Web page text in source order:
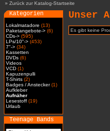
» Zurück zur Katalog-Startseite
Kategorien
Lokalmatadore (13)
Paketangebote-> (6)
CDs-> (595)
LPs/10"-> (453)
7"-> (34)
Kassetten
DVDs (6)
Videos
VCD (1)
Kapuzenpulli
T-Shirts (2)
Badges / Anstecker(1)
Aufkleber
Aufnäher
Lesestoff (19)
Urlaub
Teenage Bands
Unser
Es gibt keine